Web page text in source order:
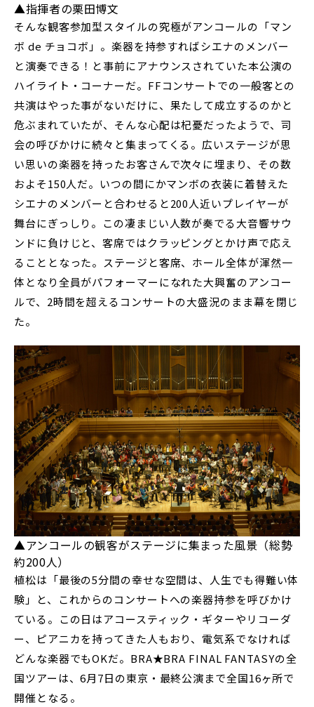
▲指揮者の栗田博文
そんな観客参加型スタイルの究極がアンコールの「マン
ボ de チョコボ」。楽器を持参すればシエナのメンバー
と演奏できる！と事前にアナウンスされていた本公演の
ハイライト・コーナーだ。FFコンサートでの一般客との
共演はやった事がないだけに、果たして成立するのかと
危ぶまれていたが、そんな心配は杞憂だったようで、司
会の呼びかけに続々と集まってくる。広いステージが思
い思いの楽器を持ったお客さんで次々に埋まり、その数
およそ150人だ。いつの間にかマンボの衣装に着替えた
シエナのメンバーと合わせると200人近いプレイヤーが
舞台にぎっしり。この凄まじい人数が奏でる大音響サウ
ンドに負けじと、客席ではクラッピングとかけ声で応え
ることとなった。ステージと客席、ホール全体が渾然一
体となり全員がパフォーマーになれた大興奮のアンコー
ルで、2時間を超えるコンサートの大盛況のまま幕を閉じ
た。
▲アンコールの観客がステージに集まった風景（総勢
約200人）
植松は「最後の5分間の幸せな空間は、人生でも得難い体
験」と、これからのコンサートへの楽器持参を呼びかけ
ている。この日はアコースティック・ギターやリコーダ
ー、ピアニカを持ってきた人もおり、電気系でなければ
どんな楽器でもOKだ。BRA★BRA FINAL FANTASYの全
国ツアーは、6月7日の東京・最終公演まで全国16ヶ所で
開催となる。